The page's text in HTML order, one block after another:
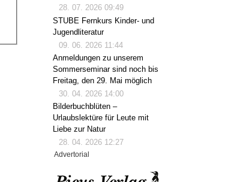
28. 07. 2026 09:49
STUBE Fernkurs Kinder- und
Jugendliteratur
09. 06. 2026 11:44
Anmeldungen zu unserem
Sommerseminar sind noch bis
Freitag, den 29. Mai möglich
30. 04. 2026 14:00
Bilderbuchblüten –
Urlaubslektüre für Leute mit
Liebe zur Natur
28. 04. 2026 12:27
Advertorial